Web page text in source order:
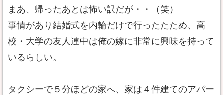
まあ、帰ったあとは怖い訳だが・・（笑）
事情があり結婚式を内輪だけで行ったたため、高
校・大学の友人連中は俺の嫁に非常に興味を持って
いるらしい。
タクシーで５分ほどの家へ、家は４件建てのアパー